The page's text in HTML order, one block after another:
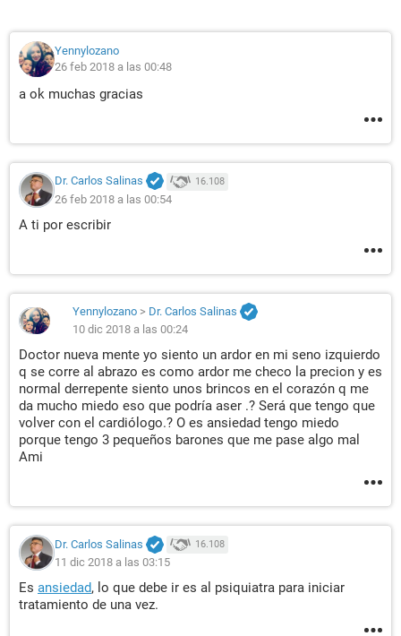
Yennylozano
26 feb 2018 a las 00:48
a ok muchas gracias
Dr. Carlos Salinas 16.108
26 feb 2018 a las 00:54
A ti por escribir
Yennylozano > Dr. Carlos Salinas
10 dic 2018 a las 00:24
Doctor nueva mente yo siento un ardor en mi seno izquierdo
q se corre al abrazo es como ardor me checo la precion y es
normal derrepente siento unos brincos en el corazón q me
da mucho miedo eso que podría aser .? Será que tengo que
volver con el cardiólogo.? O es ansiedad tengo miedo
porque tengo 3 pequeños barones que me pase algo mal
Ami
Dr. Carlos Salinas 16.108
11 dic 2018 a las 03:15
Es ansiedad, lo que debe ir es al psiquiatra para iniciar
tratamiento de una vez.